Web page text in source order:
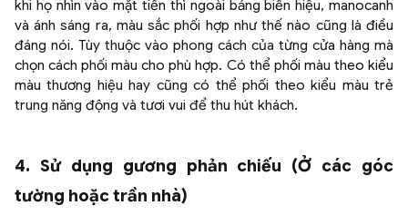
khi họ nhìn vào mặt tiền thì ngoài bảng biển hiệu, manocanh
và ánh sáng ra, màu sắc phối hợp như thế nào cũng là điều
đáng nói. Tùy thuộc vào phong cách của từng cửa hàng mà
chọn cách phối màu cho phù hợp. Có thể phối màu theo kiểu
màu thương hiệu hay cũng có thể phối theo kiểu màu trẻ
trung năng động và tươi vui để thu hút khách.
4. Sử dụng gương phản chiếu (Ở các góc
tường hoặc trần nhà)